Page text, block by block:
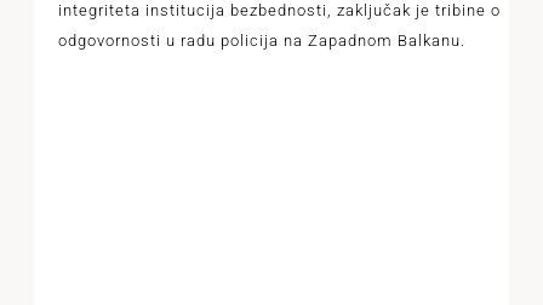
integriteta institucija bezbednosti, zaključak je tribine o
odgovornosti u radu policija na Zapadnom Balkanu.